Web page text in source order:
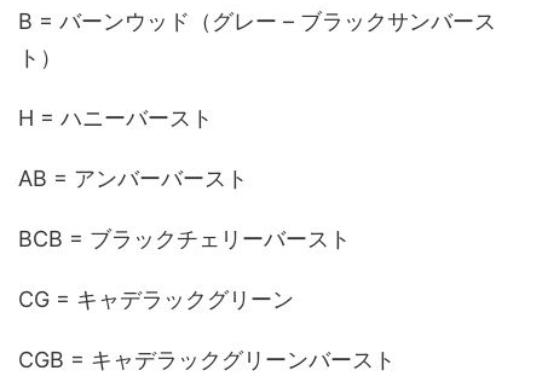
B = バーンウッド（グレー – ブラックサンバース
ト）
H = ハニーバースト
AB = アンバーバースト
BCB = ブラックチェリーバースト
CG = キャデラックグリーン
CGB = キャデラックグリーンバースト